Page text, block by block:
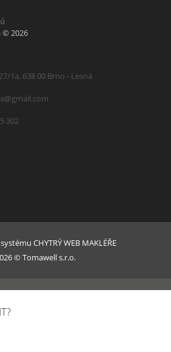
© 2026
1a, 638 00 Brno - Lesná
302
CHYTRÝ WEB MAKLÉŘE
© Tomawell s.r.o.